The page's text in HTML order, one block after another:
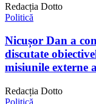
Redacția Dotto
Politică
Nicușor Dan a
discutate
misiunile externe
Redacția Dotto